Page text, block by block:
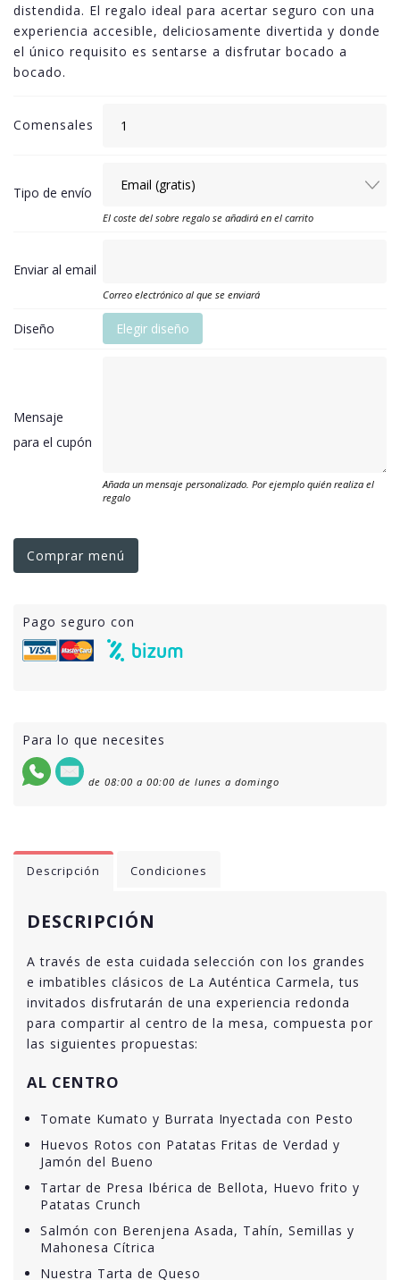
distendida. El regalo ideal para acertar seguro con una
experiencia accesible, deliciosamente divertida y donde
el único requisito es sentarse a disfrutar bocado a
bocado.
Comensales
Tipo de envío
El coste del sobre regalo se añadirá en el carrito
Enviar al email
Correo electrónico al que se enviará
Diseño Elegir diseño
Mensaje
para el cupón
Añada un mensaje personalizado. Por ejemplo quién realiza el
regalo
Comprar menú
Pago seguro con
Para lo que necesites
de 08:00 a 00:00 de lunes a domingo
Descripción Condiciones
DESCRIPCIÓN
A través de esta cuidada selección con los grandes
e imbatibles clásicos de La Auténtica Carmela, tus
invitados disfrutarán de una experiencia redonda
para compartir al centro de la mesa, compuesta por
las siguientes propuestas:
AL CENTRO
Tomate Kumato y Burrata Inyectada con Pesto
Huevos Rotos con Patatas Fritas de Verdad y
Jamón del Bueno
Tartar de Presa Ibérica de Bellota, Huevo frito y
Patatas Crunch
Salmón con Berenjena Asada, Tahín, Semillas y
Mahonesa Cítrica
Nuestra Tarta de Queso